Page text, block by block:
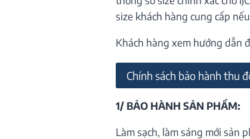
size khách hàng cung cấp
Khách hàng xem hướng dẫn
Chính sách bảo hành thu
1/ BẢO HÀNH SẢN PHẨM:
Làm sạch, làm sáng mới sản